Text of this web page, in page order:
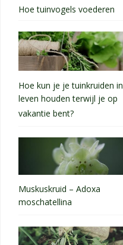
Hoe tuinvogels voederen
Hoe kun je je tuinkruiden in
leven houden terwijl je op
vakantie bent?
Muskuskruid – Adoxa
moschatellina